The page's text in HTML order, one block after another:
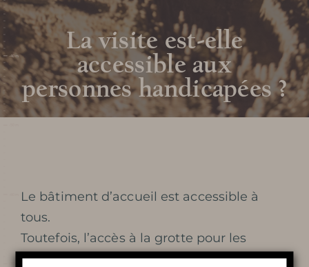
FOIRE AUX QUESTIONS
AUTOUR DE LA GROTTE
VISITE DE LA GROTTE
La visite est-elle
accessible aux
personnes handicapées ?
Le bâtiment d’accueil est accessible à
tous.
Toutefois, l’accès à la grotte pour les
personnes handicapées en fauteuil, ou